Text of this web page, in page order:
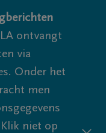
ontvangt
via
Onder het
men
niet op